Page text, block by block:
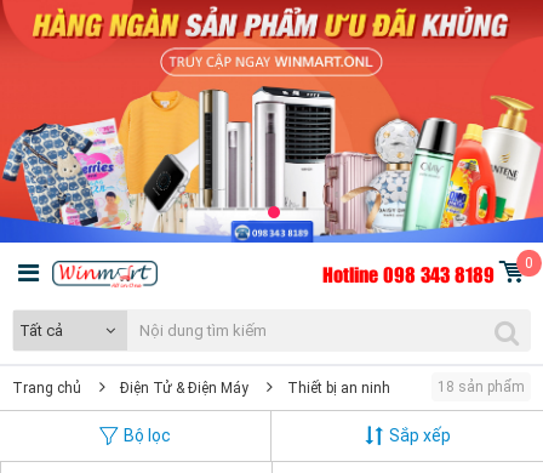
Hotline 098 343 8189 0
Tất cả
Trang chủ Điện Tử & Điện Máy Thiết bị an ninh 18 sản phẩm
Bộ lọc Sắp xếp